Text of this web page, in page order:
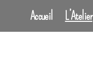
Accueil L’Atelier